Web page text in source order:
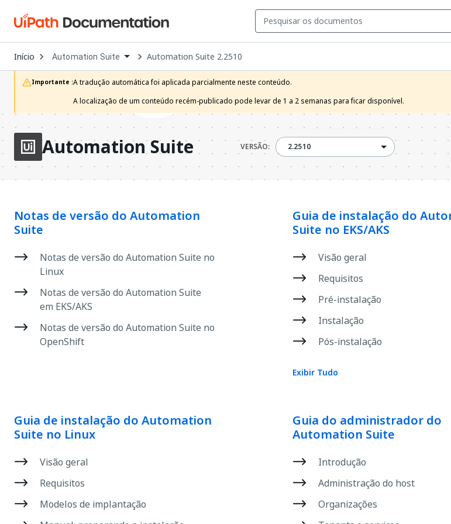
Início Open
Dropdown
to
choose
product
Automation Suite Automation Suite 2.2510
Importante :A tradução automática foi aplicada parcialmente neste conteúdo.
A localização de um conteúdo recém-publicado pode levar de 1 a 2 semanas para ficar disponível.
Automation Suite VERSÃO:2.25102.2510
Notas de versão do Automation
Suite
Notas de versão do Automation Suite no
Linux
Notas de versão do Automation Suite
em EKS/AKS
Notas de versão do Automation Suite no
OpenShift
Guia de instalação do
Suite no EKS/AKS
Visão geral
Requisitos
Pré-instalação
Instalação
Pós-instalação
Exibir Tudo
Guia de instalação do Automation
Suite no Linux
Visão geral
Requisitos
Modelos de implantação
Guia do administrador do
Automation Suite
Introdução
Administração do host
Organizações